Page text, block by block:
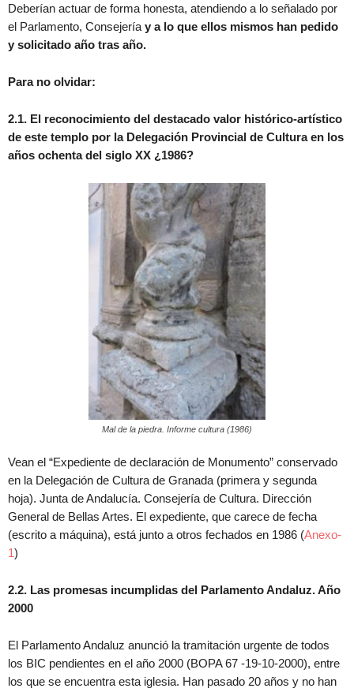
Deberían actuar de forma honesta, atendiendo a lo señalado por
el Parlamento, Consejería y a lo que ellos mismos han pedido
y solicitado año tras año.
Para no olvidar:
2.1. El reconocimiento del destacado valor histórico-artístico
de este templo por la Delegación Provincial de Cultura en los
años ochenta del siglo XX ¿1986?
Mal de la piedra. Informe cultura (1986)
Vean el “Expediente de declaración de Monumento” conservado
en la Delegación de Cultura de Granada (primera y segunda
hoja). Junta de Andalucía. Consejería de Cultura. Dirección
General de Bellas Artes. El expediente, que carece de fecha
(escrito a máquina), está junto a otros fechados en 1986 (Anexo-
1)
2.2. Las promesas incumplidas del Parlamento Andaluz. Año
2000
El Parlamento Andaluz anunció la tramitación urgente de todos
los BIC pendientes en el año 2000 (BOPA 67 -19-10-2000), entre
los que se encuentra esta iglesia. Han pasado 20 años y no han